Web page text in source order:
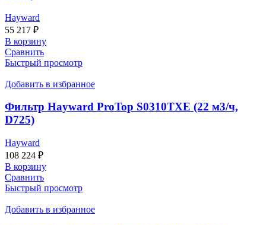
Hayward
55 217 ₽
В корзину
Сравнить
Быстрый просмотр
Добавить в избранное
Фильтр Hayward ProTop S0310TXE (22 м3/ч,
D725)
Hayward
108 224 ₽
В корзину
Сравнить
Быстрый просмотр
Добавить в избранное